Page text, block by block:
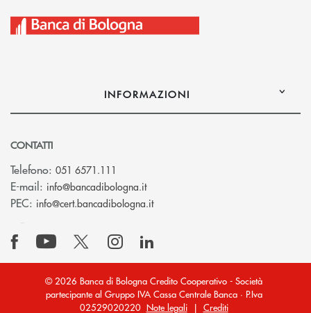
INFORMAZIONI
CONTATTI
Telefono: 051 6571.111
E-mail: info@bancadibologna.it(si apre l’app di posta elettronica)
PEC: info@cert.bancadibologna.it(si apre l’app di posta
© 2026 Banca di Bologna Credito Cooperativo - Società
partecipante al Gruppo IVA Cassa Centrale Banca · P.Iva
02529020220 Note legali| Crediti